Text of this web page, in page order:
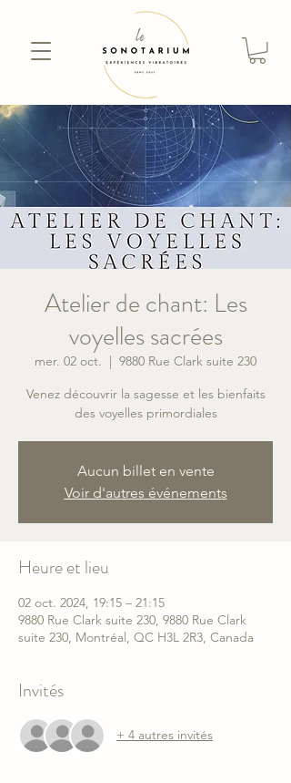
Atelier de chant: Les
voyelles sacrées
mer. 02 oct.
  |
9880 Rue Clark suite 230
Venez découvrir la sagesse et les bienfaits
des voyelles primordiales
Aucun billet en vente
Voir d'autres événements
Heure et lieu
02 oct. 2024, 19:15 – 21:15
9880 Rue Clark suite 230, 9880 Rue Clark
suite 230, Montréal, QC H3L 2R3, Canada
Invités
+ 4 autres invités